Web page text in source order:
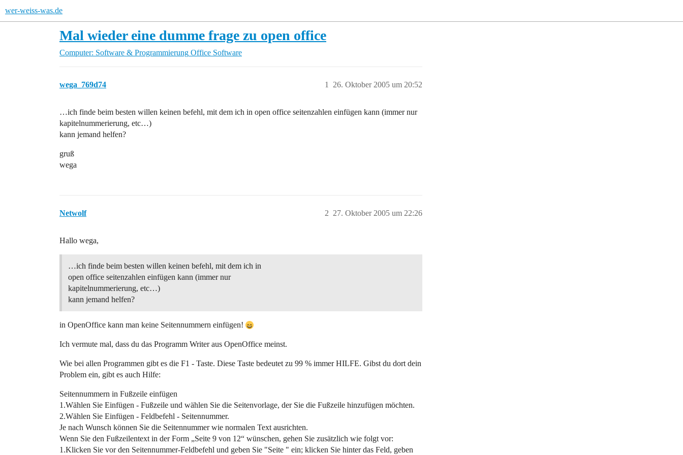
wer-weiss-was.de
Mal wieder eine dumme frage zu open office
Computer: Software & Programmierung Office Software
wega_769d74 26. Oktober 2005 um 20:52
1
…ich finde beim besten willen keinen befehl, mit dem ich in open office seitenzahlen einfügen kann (immer nur
kapitelnummerierung, etc…)
kann jemand helfen?
gruß
wega
Netwolf 27. Oktober 2005 um 22:26
2
Hallo wega,
…ich finde beim besten willen keinen befehl, mit dem ich in
open office seitenzahlen einfügen kann (immer nur
kapitelnummerierung, etc…)
kann jemand helfen?
in OpenOffice kann man keine Seitennummern einfügen!
Ich vermute mal, dass du das Programm Writer aus OpenOffice meinst.
Wie bei allen Programmen gibt es die F1 - Taste. Diese Taste bedeutet zu 99 % immer HILFE. Gibst du dort dein
Problem ein, gibt es auch Hilfe:
Seitennummern in Fußzeile einfügen
1.Wählen Sie Einfügen - Fußzeile und wählen Sie die Seitenvorlage, der Sie die Fußzeile hinzufügen möchten.
2.Wählen Sie Einfügen - Feldbefehl - Seitennummer.
Je nach Wunsch können Sie die Seitennummer wie normalen Text ausrichten.
Wenn Sie den Fußzeilentext in der Form „Seite 9 von 12“ wünschen, gehen Sie zusätzlich wie folgt vor:
1.Klicken Sie vor den Seitennummer-Feldbefehl und geben Sie "Seite " ein; klicken Sie hinter das Feld, geben